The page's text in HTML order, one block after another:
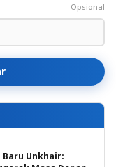
Opsional
Unkhair: